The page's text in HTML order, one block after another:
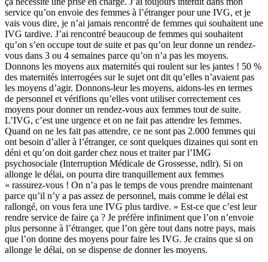
service qu’on envoie des femmes à l’étranger pour une IVG, et je
vais vous dire, je n’ai jamais rencontré de femmes qui souhaitent une
IVG tardive. J’ai rencontré beaucoup de femmes qui souhaitent
qu’on s’en occupe tout de suite et pas qu’on leur donne un rendez-
vous dans 3 ou 4 semaines parce qu’on n’a pas les moyens.
Donnons les moyens aux maternités qui roulent sur les jantes ! 50 %
des maternités interrogées sur le sujet ont dit qu’elles n’avaient pas
les moyens d’agir. Donnons-leur les moyens, aidons-les en termes
de personnel et vérifions qu’elles vont utiliser correctement ces
moyens pour donner un rendez-vous aux femmes tout de suite.
L’IVG, c’est une urgence et on ne fait pas attendre les femmes.
Quand on ne les fait pas attendre, ce ne sont pas 2.000 femmes qui
ont besoin d’aller à l’étranger, ce sont quelques dizaines qui sont en
déni et qu’on doit garder chez nous et traiter par l’IMG
psychosociale (Interruption Médicale de Grossesse, ndlr). Si on
allonge le délai, on pourra dire tranquillement aux femmes
« rassurez-vous ! On n’a pas le temps de vous prendre maintenant
parce qu’il n’y a pas assez de personnel, mais comme le délai est
rallongé, on vous fera une IVG plus tardive. » Est-ce que c’est leur
rendre service de faire ça ? Je préfère infiniment que l’on n’envoie
plus personne à l’étranger, que l’on gère tout dans notre pays, mais
que l’on donne des moyens pour faire les IVG. Je crains que si on
allonge le délai, on se dispense de donner les moyens.